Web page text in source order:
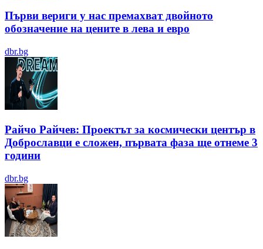
Първи вериги у нас премахват двойното
обозначение на цените в лева и евро
dbr.bg
Райчо Райчев: Проектът за космически център в
Доброславци е сложен, първата фаза ще отнеме 3
години
dbr.bg